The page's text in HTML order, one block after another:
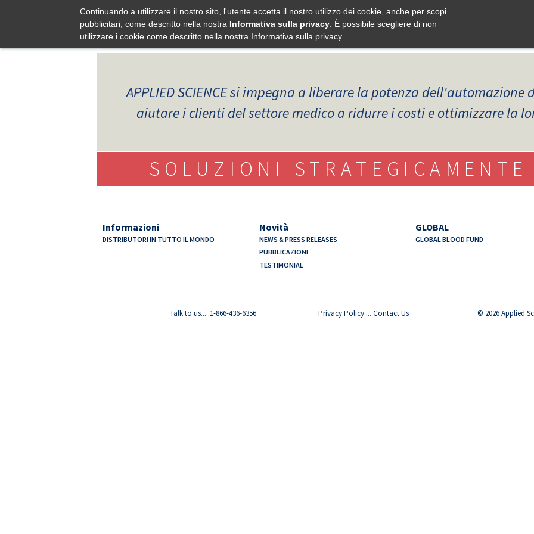
Continuando a utilizzare il nostro sito, l'utente accetta il nostro utilizzo dei cookie, anche per scopi
pubblicitari, come descritto nella nostra Informativa sulla privacy . È possibile scegliere di non
utilizzare i cookie come descritto nella nostra Informativa sulla privacy.
Skip
to
APPLIED SCIENCEsi impegna a liberare la potenza dell'automazione
aiutare i clienti del settore medico a ridurre i costi e ottimizzare la
SOLUZIONI STRATEGICAMENTE
Informazioni
DISTRIBUTORI IN TUTTO IL MONDO
Novità
NEWS & PRESS RELEASES
PUBBLICAZIONI
TESTIMONIAL
GLOBAL
GLOBAL BLOOD FUND
Talk to us.....1-866-436-6356 Privacy Policy....Contact Us © 2026 Applied